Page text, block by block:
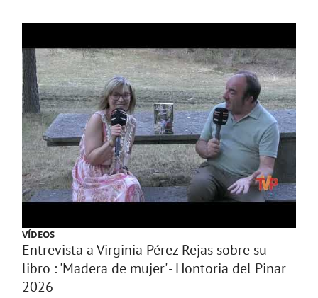
VÍDEOS
Entrevista a Virginia Pérez Rejas sobre su
libro : 'Madera de mujer' - Hontoria del Pinar
2026